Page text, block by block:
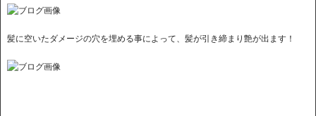
髪に空いたダメージの穴を埋める事によって、髪が引き締まり艶が出ます！